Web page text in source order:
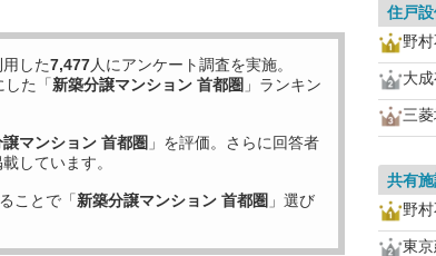
した7,477人にアンケート調査を実施。
した「新築分譲マンション 首都圏 」ランキン
譲マンション 首都圏 」を評価。さらに回答者
しています。
ことで「新築分譲マンション 首都圏 」選び
住戸
野
大
三
共有
野
東